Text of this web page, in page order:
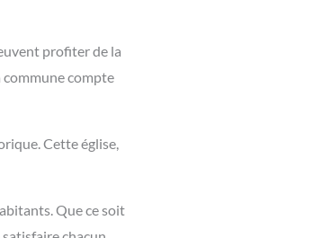
profiter de la
commune compte
Cette église,
Que ce soit